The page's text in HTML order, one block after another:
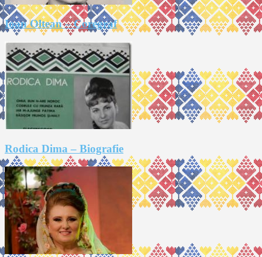
Ioan Oltean – Coregraf
Rodica Dima – Biografie